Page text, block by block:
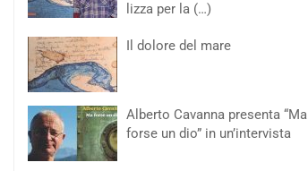
lizza per la (…)
Il dolore del mare
Alberto Cavanna presenta “Ma
forse un dio” in un’intervista